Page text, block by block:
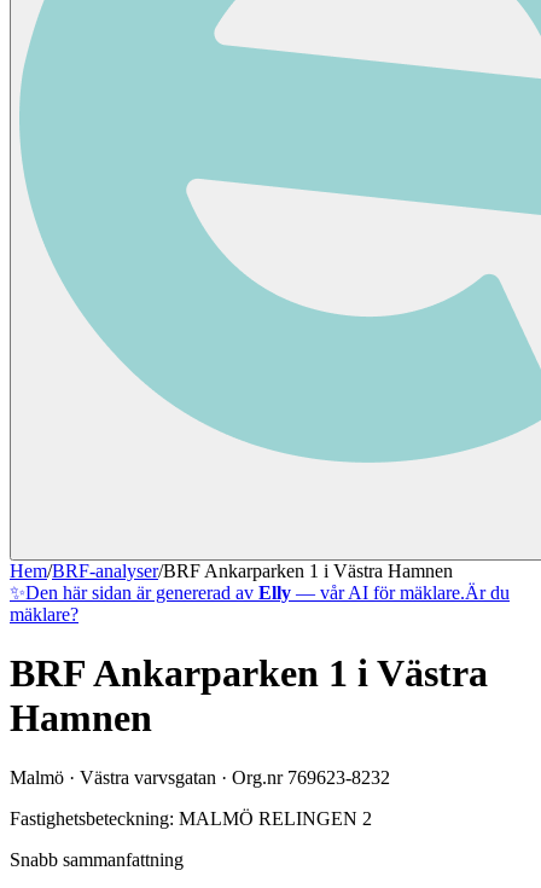
Hem/BRF-analyser/BRF Ankarparken 1 i Västra Hamnen
✨Den här sidan är genererad av Elly — vår AI för mäklare.Är du
mäklare?
BRF Ankarparken 1 i Västra
Hamnen
Malmö · Västra varvsgatan · Org.nr 769623-8232
Fastighetsbeteckning: MALMÖ RELINGEN 2
Snabb sammanfattning